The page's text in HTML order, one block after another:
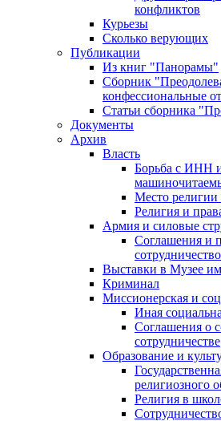
конфликтов
Курьезы
Сколько верующих
Публикации
Из книг "Панорамы"
Сборник
конфессиональные
Статьи сборника
Документы
Архив
Власть
Борьба с ИНН
Место религии
Религия и
Армия и силовые
Соглашения и
сотрудничество
Выставки в Музее
Криминал
Миссионерская и
Иная
Соглашения о
сотрудничестве
Образование и
религиозного
Религия в